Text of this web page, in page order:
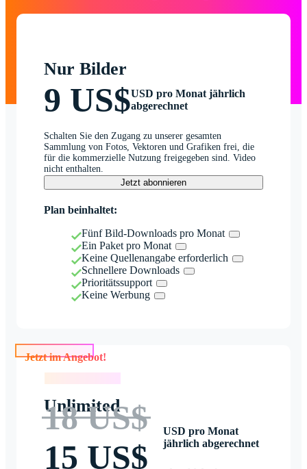
Nur Bilder
9 US$USD pro Monat jährlich
abgerechnet
Schalten Sie den Zugang zu unserer gesamten
Sammlung von Fotos, Vektoren und Grafiken frei, die
für die kommerzielle Nutzung freigegeben sind. Video
nicht enthalten.
Jetzt abonnieren
Plan beinhaltet:
Fünf Bild-Downloads pro Monat
Ein Paket pro Monat
Keine Quellenangabe erforderlich
Schnellere Downloads
Prioritätssupport
Keine Werbung
Jetzt im Angebot!
Unlimited
18 US$
15 US$
USD pro Monat
jährlich abgerechnet